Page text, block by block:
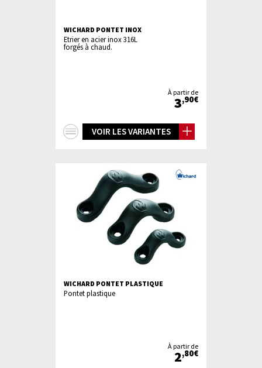
WICHARD PONTET INOX
Etrier en acier inox 316L
forgés à chaud.
À partir de
3,90€
VOIR LES VARIANTES
WICHARD PONTET PLASTIQUE
Pontet plastique
À partir de
2,80€